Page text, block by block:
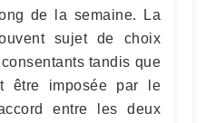
de la semaine. La
sujet de choix
tandis que
être imposée par le
entre les deux